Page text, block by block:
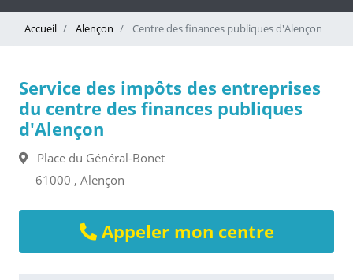
Accueil Alençon Centre des finances publiques d'Alençon
Service des impôts des entreprises
du centre des finances publiques
d'Alençon
Place du Général-Bonet
61000 , Alençon
Appeler mon centre